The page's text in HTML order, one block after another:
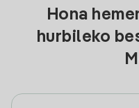
Hona
hurbileko